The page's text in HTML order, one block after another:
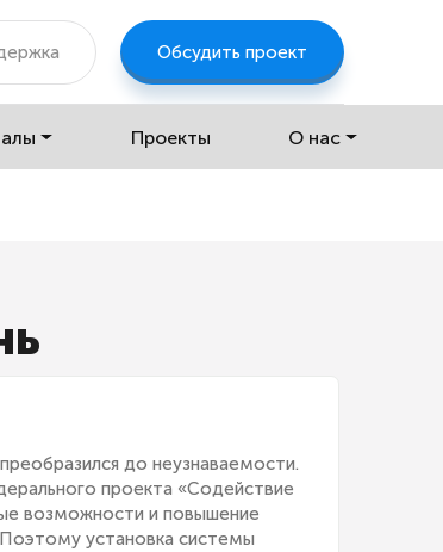
Обсудить проект
Проекты О нас
до неузнаваемости.
проекта «Содействие
возможности и повышение
Поэтому установка системы